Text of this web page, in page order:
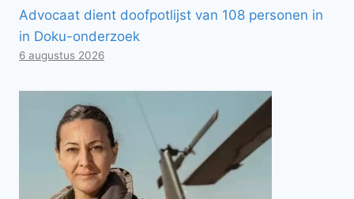
Advocaat dient doofpotlijst van 108 personen in
in Doku-onderzoek
6 augustus 2026